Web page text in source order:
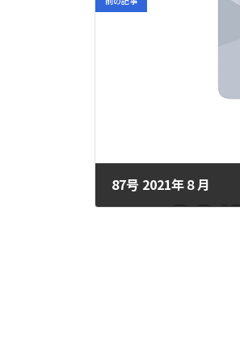
87号 2021年８月
2024年7月23日